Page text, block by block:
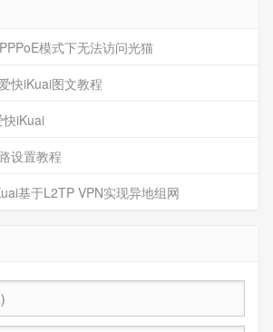
模式下无法访问光猫
快iKuai图文教程
快iKuai
设置教程
基于L2TP VPN实现异地组网